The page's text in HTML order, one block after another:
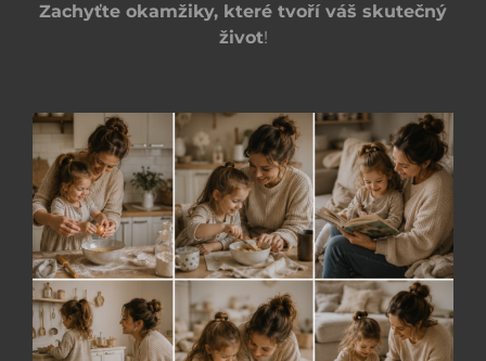
Zachyťte okamžiky, které tvoří váš skutečný
život!